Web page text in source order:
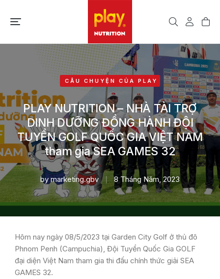
CÂU CHUYỆN CỦA PLAY
PLAY NUTRITION – NHÀ TÀI TRỢ
DINH DƯỠNG ĐỒNG HÀNH ĐỘI
TUYỂN GOLF QUỐC GIA VIỆT NAM
tham gia SEA GAMES 32
bymarketing.gbv 8 Tháng Năm, 2023
Hôm nay ngày 08/5/2023 tại Garden City Golf ở thủ đô
Phnom Penh (Campuchia), Đội Tuyển Quốc Gia GOLF
đại diện Việt Nam tham gia thi đấu chính thức giải SEA
GAMES 32.